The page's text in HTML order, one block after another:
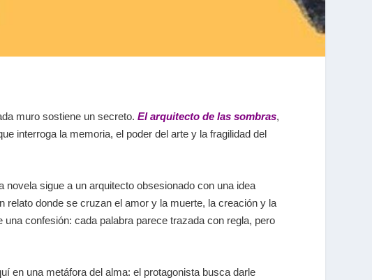
muro sostiene un secreto. El arquitecto de las sombras,
interroga la memoria, el poder del arte y la fragilidad del
sigue a un arquitecto obsesionado con una idea
relato donde se cruzan el amor y la muerte, la creación y la
confesión: cada palabra parece trazada con regla, pero
en una metáfora del alma: el protagonista busca darle